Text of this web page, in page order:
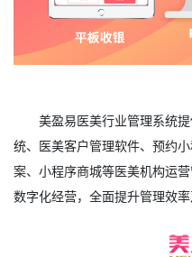
美盈易医美行业管理系统
统、 医美客户管理软件、预约小
案、小程序商城等医美机构运
数字化经营，全面提升管理效率